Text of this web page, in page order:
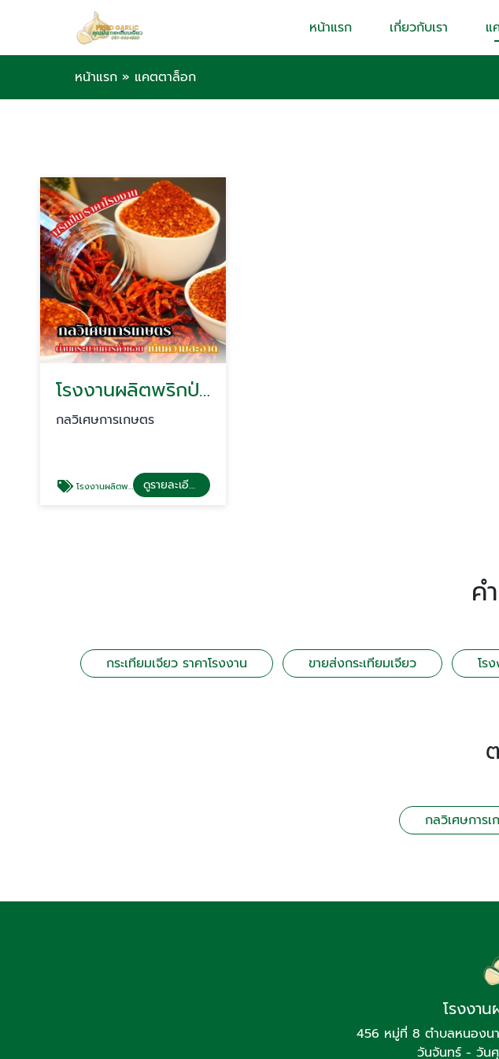
หน้าแรก เกี่ยวกับเรา แ
หน้าแรก » แคตตาล็อก
โรงงานผลิตพริกป่น
กลวิเศษการเกษตร
โรงงานผลิตพริกป่น ดูรายละเอียด
ค
กระเทียมเจียว ราคาโรงงาน ขายส่งกระเทียมเจียว โร
กลวิเศษการเ
โรงงา
456 หมู่ที่ 8 ตำบลหนองน
วันจันทร์ - วัน